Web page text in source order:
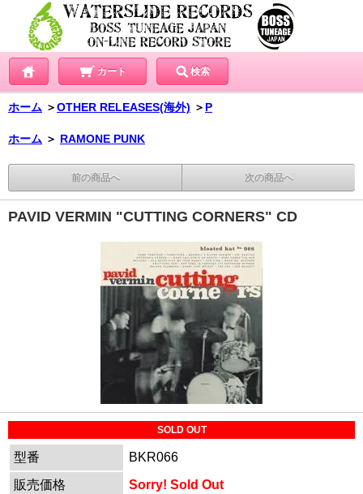
カート 検索
ホーム ＞OTHER RELEASES(海外) ＞ P
ホーム ＞ RAMONE PUNK
前の商品へ 次の商品へ
PAVID VERMIN "CUTTING CORNERS" CD
SOLD OUT
型番
BKR066
販売価格
Sorry! Sold Out